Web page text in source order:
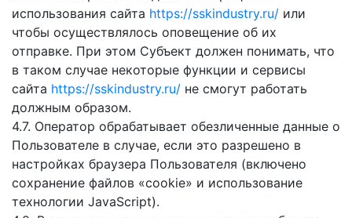
использования сайта https://sskindustry.ru/ или
чтобы осуществлялось оповещение об их
отправке. При этом Субъект должен понимать, что
в таком случае некоторые функции и сервисы
сайта https://sskindustry.ru/ не смогут работать
должным образом.
4.7. Оператор обрабатывает обезличенные данные о
Пользователе в случае, если это разрешено в
настройках браузера Пользователя (включено
сохранение файлов «cookie» и использование
технологии JavaScript).